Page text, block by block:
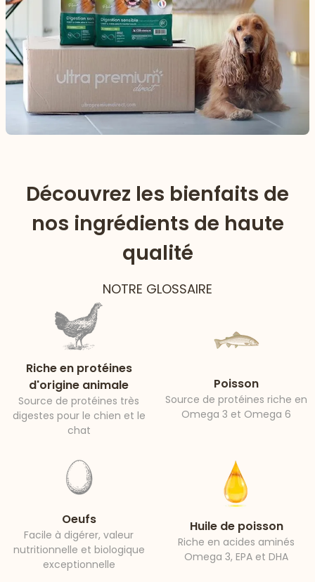
Découvrez les bienfaits de
nos ingrédients de haute
qualité
NOTRE GLOSSAIRE
Riche en protéines
d'origine animale
Source de protéines très
digestes pour le chien et le
chat
Poisson
Source de protéines riche en
Omega 3 et Omega 6
Oeufs
Facile à digérer, valeur
nutritionnelle et biologique
exceptionnelle
Huile de poisson
Riche en acides aminés
Omega 3, EPA et DHA